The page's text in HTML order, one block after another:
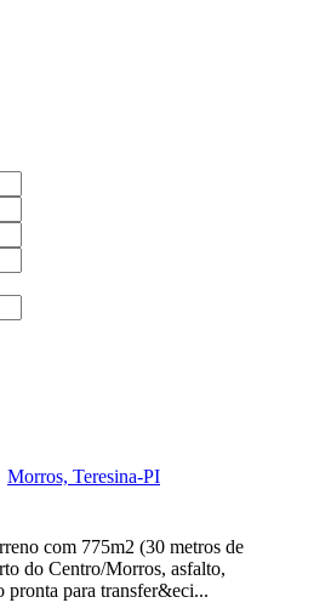
Morros, Teresina-PI
com 775m2 (30 metros de
do Centro/Morros, asfalto,
pronta para transfer&eci...